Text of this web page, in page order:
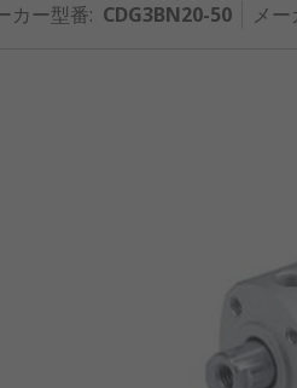
カー型番: CDG3BN20-50 メ